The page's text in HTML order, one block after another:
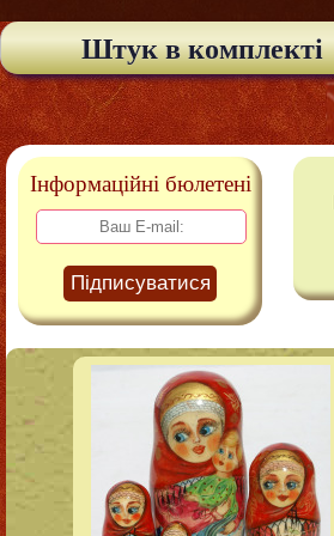
Штук в комплекті
Інформаційні бюлетені
Підписуватися